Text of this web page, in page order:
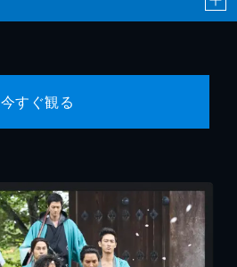
今すぐ観る